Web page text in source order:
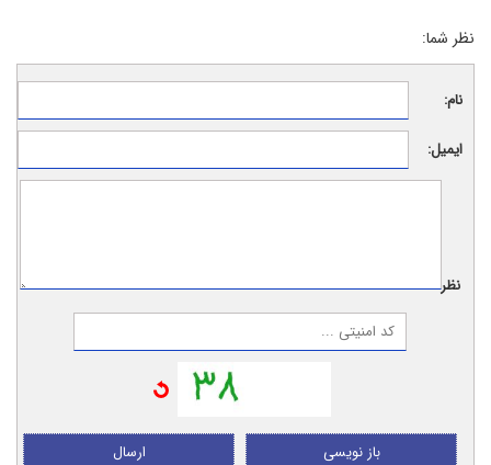
نظر شما:
نام:
ایمیل:
نظر:
ارسال باز نویسی